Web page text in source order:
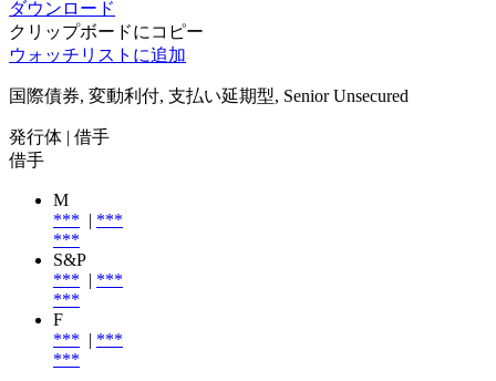
ダウンロード
クリップボードにコピー
ウォッチリストに追加
国際債券, 変動利付, 支払い延期型, Senior Unsecured
発行体 | 借手
借手
M
*** | ***
***
S&P
*** | ***
***
F
*** | ***
***